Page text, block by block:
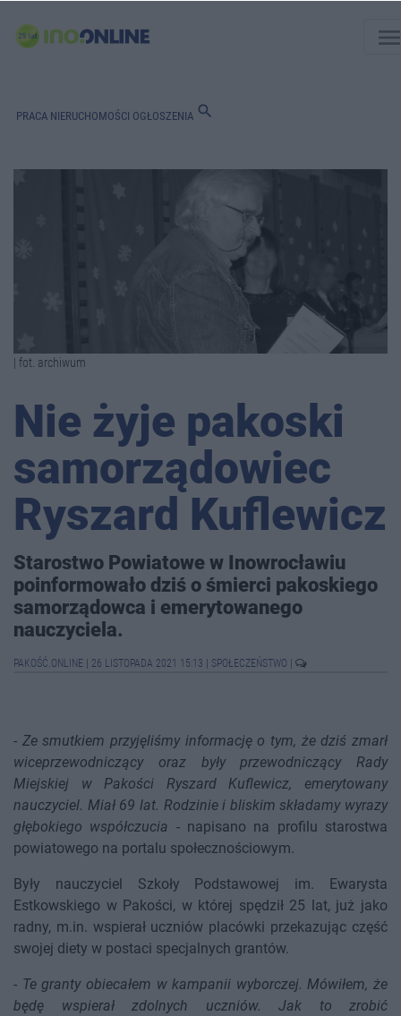
PRACA NIERUCHOMOŚCI OGŁOSZENIA search
| fot. archiwum
Nie żyje pakoski
samorządowiec
Ryszard Kuflewicz
Starostwo Powiatowe w Inowrocławiu
poinformowało dziś o śmierci pakoskiego
samorządowca i emerytowanego
nauczyciela.
PAKOŚĆ.ONLINE 26 LISTOPADA 2021 15:13 SPOŁECZEŃSTWO
- Ze smutkiem przyjęliśmy informację o tym, że dziś zmarł
wiceprzewodniczący oraz były przewodniczący Rady
Miejskiej w Pakości Ryszard Kuflewicz, emerytowany
nauczyciel. Miał 69 lat. Rodzinie i bliskim składamy wyrazy
głębokiego współczucia - napisano na profilu starostwa
powiatowego na portalu społecznościowym.
Były nauczyciel Szkoły Podstawowej im. Ewarysta
Estkowskiego w Pakości, w której spędził 25 lat, już jako
radny, m.in. wspierał uczniów placówki przekazując część
swojej diety w postaci specjalnych grantów.
- Te granty obiecałem w kampanii wyborczej. Mówiłem, że
będę wspierał zdolnych uczniów. Jak to zrobić